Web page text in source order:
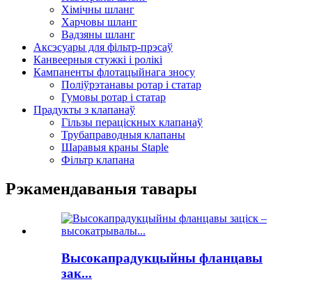
Хімічны шланг
Харчовы шланг
Вадзяны шланг
Аксэсуары для фільтр-прэсаў
Канвеерныя стужкі і ролікі
Кампаненты флотацыйнага зносу
Поліўрэтанавы ротар і статар
Гумовы ротар і статар
Прадукты з клапанаў
Гільзы пераціскных клапанаў
Трубаправодныя клапаны
Шаравыя краны Staple
Фільтр клапана
Рэкамендаваныя тавары
Высокапрадукцыйны фланцавы
зак...